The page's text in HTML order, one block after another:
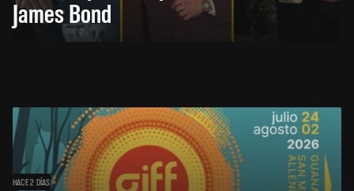
James Bond
HACE 2 DÍAS